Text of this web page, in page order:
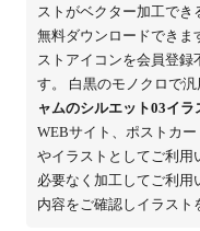
ストがベクター加工でき
無料ダウンロードできま
ストアイコンを会員登録
す。 白黒のモノクロで
ャムのシルエット03イラ
WEBサイト、ポストカ
やイラストとしてご利用
必要なく加工してご利用
内容をご確認しイラスト